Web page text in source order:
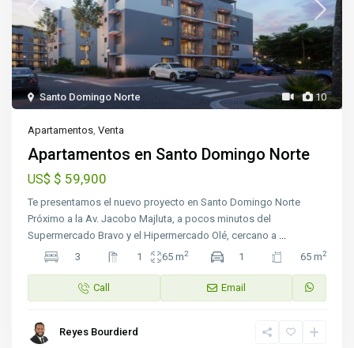
10
Santo Domingo Norte
Apartamentos,Venta
Apartamentos en Santo Domingo Norte
US$ $ 59,900
Te presentamos el nuevo proyecto en Santo Domingo Norte
Próximo a la Av. Jacobo Majluta, a pocos minutos del
Supermercado Bravo y el Hipermercado Olé, cercano a ...
3
1 65 m2 1 65 m2
Call Email
Reyes Bourdierd